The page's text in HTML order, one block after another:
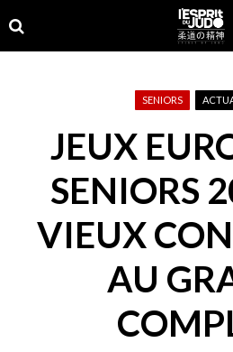
to
navigation
to
content
SENIORS
JEUX
SENIORS
VIEUX
AU